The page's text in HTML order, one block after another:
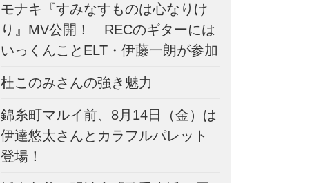
モナキ『すみなすものは心なりけ
り』MV公開！ RECのギターには
いっくんことELT・伊藤一朗が参加
杜このみさんの強き魅力
錦糸町マルイ前、8月14日（金）は
伊達悠太さんとカラフルパレット
登場！